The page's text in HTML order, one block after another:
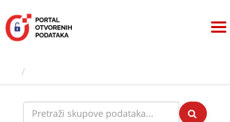
sadržaj